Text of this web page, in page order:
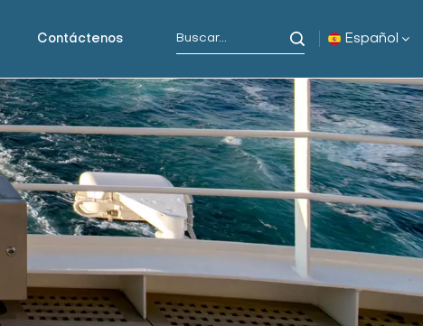
Contáctenos Español
English
русский
español
Indonesia
العربية